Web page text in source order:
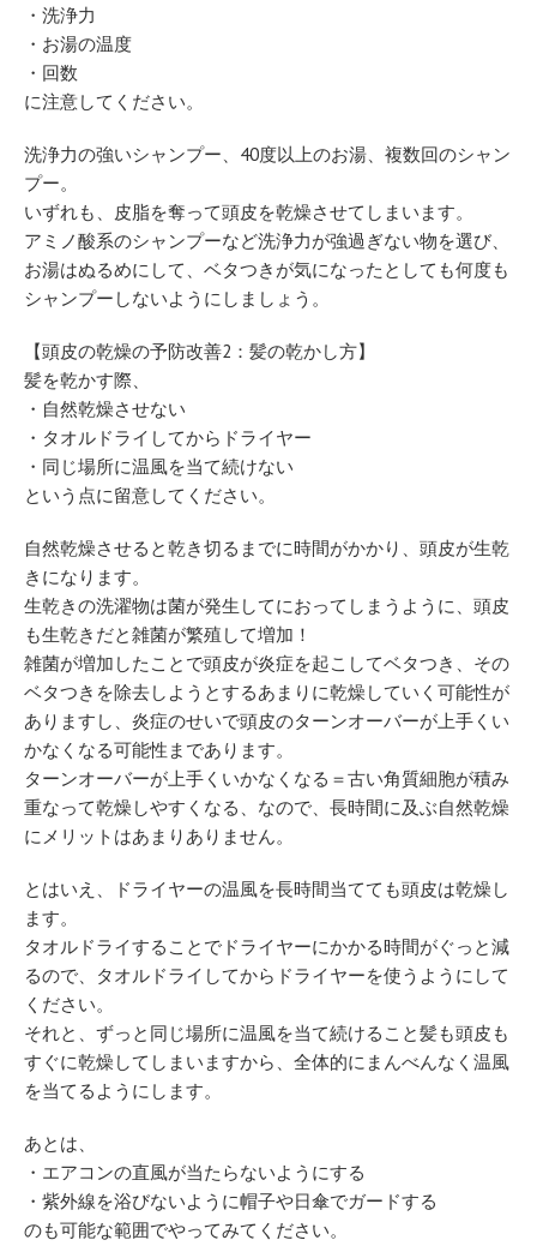
・洗浄力
・お湯の温度
・回数
に注意してください。
洗浄力の強いシャンプー、40度以上のお湯、複数回のシャン
プー。
いずれも、皮脂を奪って頭皮を乾燥させてしまいます。
アミノ酸系のシャンプーなど洗浄力が強過ぎない物を選び、
お湯はぬるめにして、ベタつきが気になったとしても何度も
シャンプーしないようにしましょう。
【頭皮の乾燥の予防改善2：髪の乾かし方】
髪を乾かす際、
・自然乾燥させない
・タオルドライしてからドライヤー
・同じ場所に温風を当て続けない
という点に留意してください。
自然乾燥させると乾き切るまでに時間がかかり、頭皮が生乾
きになります。
生乾きの洗濯物は菌が発生してにおってしまうように、頭皮
も生乾きだと雑菌が繁殖して増加！
雑菌が増加したことで頭皮が炎症を起こしてベタつき、その
ベタつきを除去しようとするあまりに乾燥していく可能性が
ありますし、炎症のせいで頭皮のターンオーバーが上手くい
かなくなる可能性まであります。
ターンオーバーが上手くいかなくなる＝古い角質細胞が積み
重なって乾燥しやすくなる、なので、長時間に及ぶ自然乾燥
にメリットはあまりありません。
とはいえ、ドライヤーの温風を長時間当てても頭皮は乾燥し
ます。
タオルドライすることでドライヤーにかかる時間がぐっと減
るので、タオルドライしてからドライヤーを使うようにして
ください。
それと、ずっと同じ場所に温風を当て続けること髪も頭皮も
すぐに乾燥してしまいますから、全体的にまんべんなく温風
を当てるようにします。
あとは、
・エアコンの直風が当たらないようにする
・紫外線を浴びないように帽子や日傘でガードする
のも可能な範囲でやってみてください。